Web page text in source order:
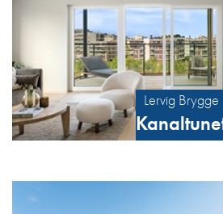
Lervig Brygge